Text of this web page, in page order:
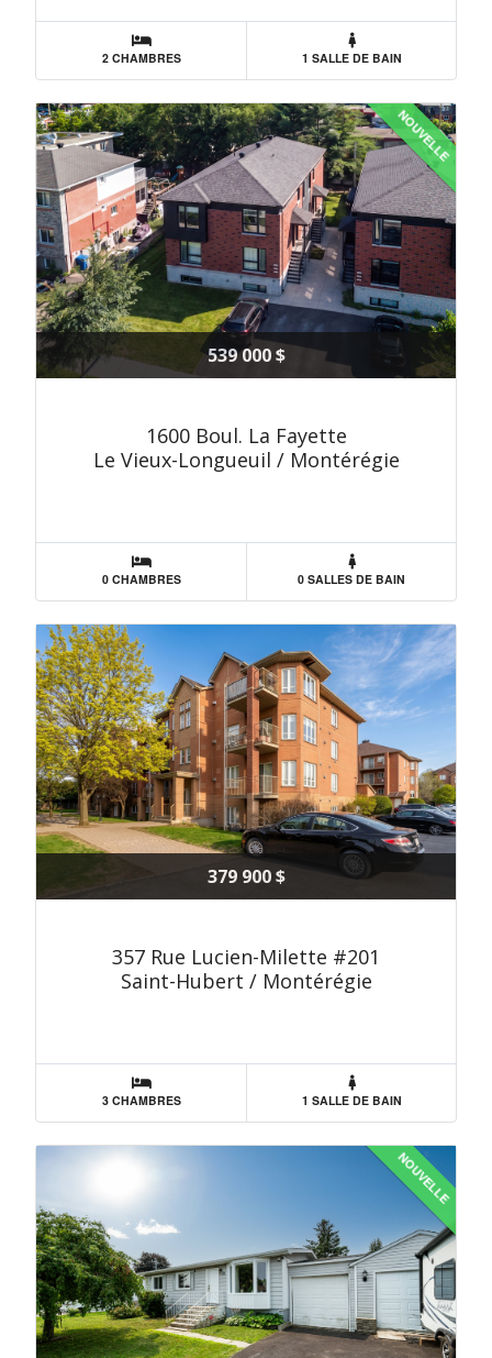
2 CHAMBRES 1 SALLE DE BAIN
NOUVELLE
539 000 $
1600 Boul. La Fayette
Le Vieux-Longueuil / Montérégie
0 CHAMBRES 0 SALLES DE BAIN
379 900 $
357 Rue Lucien-Milette #201
Saint-Hubert / Montérégie
3 CHAMBRES 1 SALLE DE BAIN
NOUVELLE